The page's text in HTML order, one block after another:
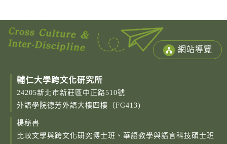
網站導覽
輔仁大學跨文化研究所
24205新北市新莊區中正路510號
外語學院德芳外語大樓四樓（FG413)
楊秘書
比較文學與跨文化研究博士班、華語教學與語言科技碩士班